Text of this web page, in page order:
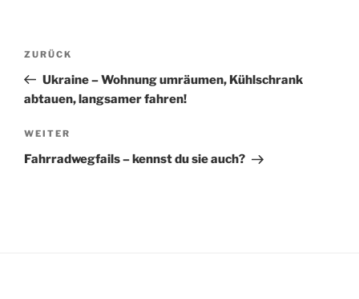
Beitragsnavigation
Vorheriger
Beitrag
ZURÜCK
Ukraine – Wohnung umräumen, Kühlschrank
abtauen, langsamer fahren!
Nächster
Beitrag
WEITER
Fahrradwegfails – kennst du sie auch?